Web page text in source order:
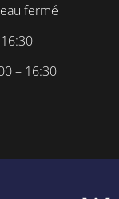
fermé
– 16:30